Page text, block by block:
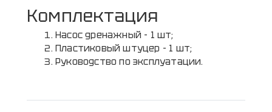
Комплектация
Насос дренажный - 1 шт;
Пластиковый штуцер - 1 шт;
Руководство по эксплуатации.